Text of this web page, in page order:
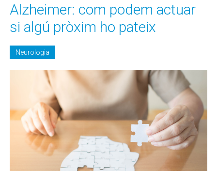
Alzheimer: com podem actuar
si algú pròxim ho pateix
Neurologia